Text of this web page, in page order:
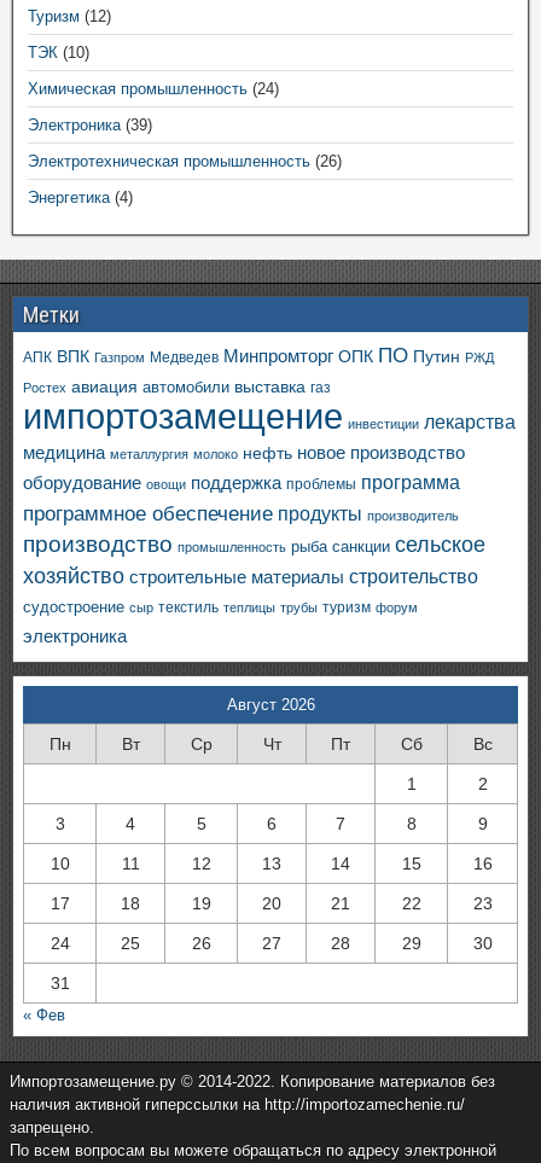
Туризм (12)
ТЭК (10)
Химическая промышленность (24)
Электроника(39)
Электротехническая промышленность (26)
Энергетика(4)
Метки
АПК ВПК Газпром Медведев Минпромторг ОПК ПО Путин РЖД
Ростех авиация автомобили выставка газ
импортозамещение инвестиции лекарства
медицина металлургия молоко нефть новое производство
оборудование овощи поддержка проблемы программа
программное обеспечение продукты производитель
производство промышленность рыба санкции сельское
хозяйство строительные материалы строительство
судостроение сыр текстиль теплицы трубы туризм форум
электроника
Август 2026
Пн Вт Ср Чт Пт Сб Вс
1 2
3 4 5 6 7 8 9
10 11 12 13 14 15 16
17 18 19 20 21 22 23
24 25 26 27 28 29 30
31
« Фев
Импортозамещение.ру © 2014-2022. Копирование материалов без
наличия активной гиперссылки на http://importozamechenie.ru/
запрещено.
По всем вопросам вы можете обращаться по адресу электронной